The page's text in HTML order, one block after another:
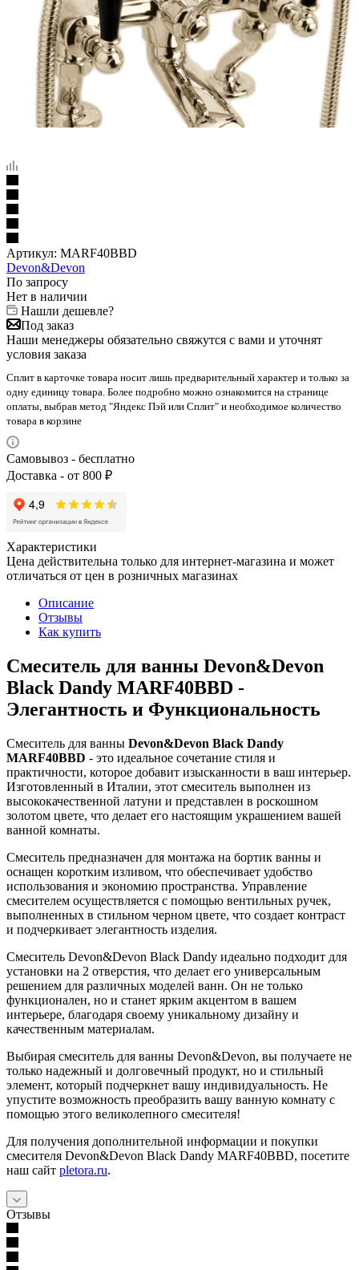
Артикул: MARF40BBD
Devon&Devon
По запросу
Нет в наличии
Нашли дешевле?
Под заказ
Наши менеджеры обязательно свяжутся с вами и уточнят
условия заказа
Сплит в карточке товара носит лишь предварительный характер и только за
одну единицу товара. Более подробно можно ознакомится на странице
оплаты, выбрав метод "Яндекс Пэй или Сплит" и необходимое количество
товара в корзине
Самовывоз - бесплатно
Доставка - от 800 ₽
Характеристики
Цена действительна только для интернет-магазина и может
отличаться от цен в розничных магазинах
Описание
Отзывы
Как купить
Смеситель для ванны Devon&Devon
Black Dandy MARF40BBD -
Элегантность и Функциональность
Смеситель для ванны Devon&Devon Black Dandy
MARF40BBD - это идеальное сочетание стиля и
практичности, которое добавит изысканности в ваш интерьер.
Изготовленный в Италии, этот смеситель выполнен из
высококачественной латуни и представлен в роскошном
золотом цвете, что делает его настоящим украшением вашей
ванной комнаты.
Смеситель предназначен для монтажа на бортик ванны и
оснащен коротким изливом, что обеспечивает удобство
использования и экономию пространства. Управление
смесителем осуществляется с помощью вентильных ручек,
выполненных в стильном черном цвете, что создает контраст
и подчеркивает элегантность изделия.
Смеситель Devon&Devon Black Dandy идеально подходит для
установки на 2 отверстия, что делает его универсальным
решением для различных моделей ванн. Он не только
функционален, но и станет ярким акцентом в вашем
интерьере, благодаря своему уникальному дизайну и
качественным материалам.
Выбирая смеситель для ванны Devon&Devon, вы получаете не
только надежный и долговечный продукт, но и стильный
элемент, который подчеркнет вашу индивидуальность. Не
упустите возможность преобразить вашу ванную комнату с
помощью этого великолепного смесителя!
Для получения дополнительной информации и покупки
смесителя Devon&Devon Black Dandy MARF40BBD, посетите
наш сайт pletora.ru.
Отзывы